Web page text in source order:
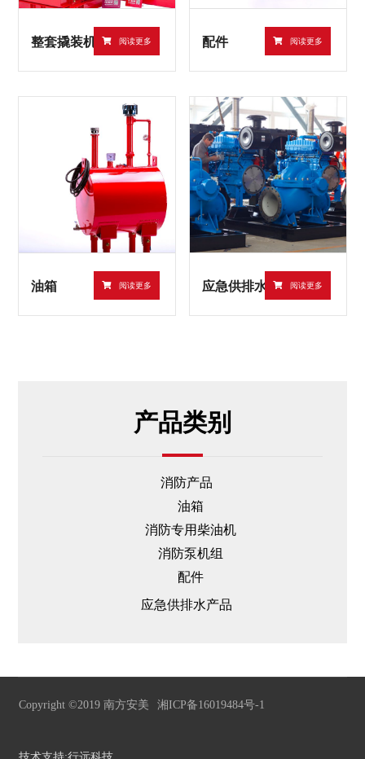
整套撬装机组 阅读更多 配件 阅读更多
油箱 阅读更多 应急供排水产品阅读更多
产品类别
消防产品
油箱
消防专用柴油机
消防泵机组
配件
应急供排水产品
Copyright ©2019 南方安美 湘ICP备16019484号-1